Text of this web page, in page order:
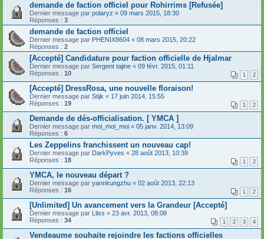
demande de faction officiel pour Rohirrims [Refusée]
Dernier message par polaryz « 09 mars 2015, 18:30
Réponses : 3
demande de faction officiel
Dernier message par PHENIX8604 « 08 mars 2015, 20:22
Réponses : 2
[Accepté] Candidature pour faction officielle de Hjalmar
Dernier message par Sergent tajine « 09 févr. 2015, 01:11
Réponses : 10 1 2
[Accepté] DressRosa, une nouvelle floraison!
Dernier message par Stijk « 17 juin 2014, 15:55
Réponses : 19 1 2
Demande de dés-officialisation. [ YMCA ]
Dernier message par moi_moi_moi « 05 janv. 2014, 13:09
Réponses : 6
Les Zeppelins franchissent un nouveau cap!
Dernier message par DarkPyves « 28 août 2013, 10:39
Réponses : 18 1 2
YMCA, le nouveau départ ?
Dernier message par yannkungzhu « 02 août 2013, 22:13
Réponses : 16 1 2
[Unlimited] Un avancement vers la Grandeur [Accepté]
Dernier message par Llixs « 23 avr. 2013, 08:08
Réponses : 34 1 2 3 4
Vendeaume souhaite rejoindre les factions officielles